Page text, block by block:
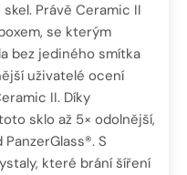
Právě Ceramic II
se kterým
bez jediného smítka
uživatelé ocení
II. Díky
sklo až 5× odolnější,
S
které brání šíření